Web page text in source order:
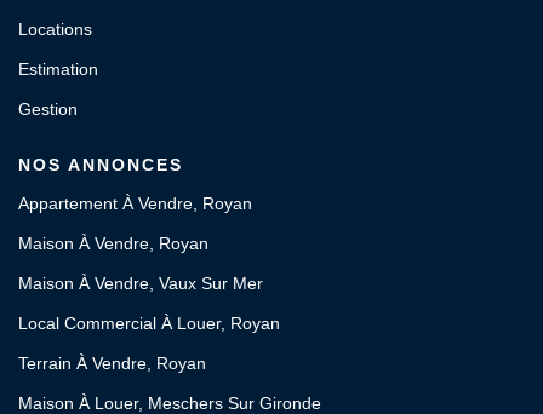
Locations
Estimation
Gestion
NOS ANNONCES
Appartement À Vendre, Royan
Maison À Vendre, Royan
Maison À Vendre, Vaux Sur Mer
Local Commercial À Louer, Royan
Terrain À Vendre, Royan
Maison À Louer, Meschers Sur Gironde